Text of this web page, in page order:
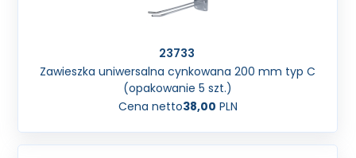
23733
Zawieszka uniwersalna cynkowana 200 mm typ C
(opakowanie 5 szt.)
Cena netto38,00 PLN